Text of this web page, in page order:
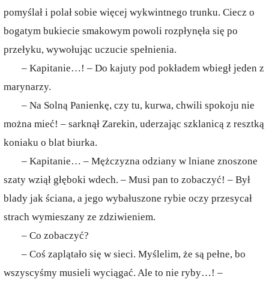
pomyślał i polał sobie więcej wykwintnego trunku. Ciecz o
bogatym bukiecie smakowym powoli rozpłynęła się po
przełyku, wywołując uczucie spełnienia.
– Kapitanie…! – Do kajuty pod pokładem wbiegł jeden z
marynarzy.
– Na Solną Panienkę, czy tu, kurwa, chwili spokoju nie
można mieć! – sarknął Zarekin, uderzając szklanicą z resztką
koniaku o blat biurka.
– Kapitanie… – Mężczyzna odziany w lniane znoszone
szaty wziął głęboki wdech. – Musi pan to zobaczyć! – Był
blady jak ściana, a jego wybałuszone rybie oczy przesycał
strach wymieszany ze zdziwieniem.
– Co zobaczyć?
– Coś zaplątało się w sieci. Myślelim, że są pełne, bo
wszyscyśmy musieli wyciągać. Ale to nie ryby…! –